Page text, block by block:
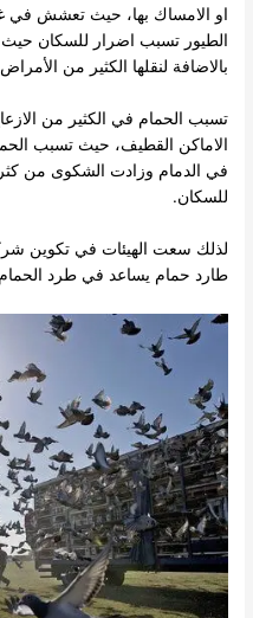
او الامساك بها، حيث تعشش في
الطيور تسبب اضرار للسكان حيث
بالاضافة لنقلها الكثير من
تسبب الحمام في الكثير من
الاماكن القطيف، حيث تسبب
في الدمام وزادت الشكوى من
للسكان.
لذلك سعت الهيئات في تكوين
طارد حمام يساعد في طرد